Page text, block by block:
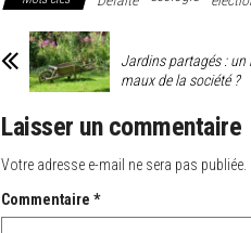
Jardins partagés : un
maux de la société ?
Laisser un commentaire
Votre adresse e-mail ne sera pas publiée.
Commentaire *